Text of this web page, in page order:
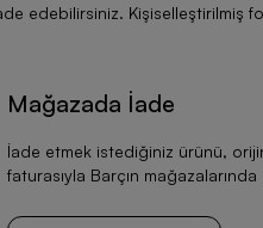
edebilirsiniz. Kişiselleştirilmiş
Mağazada İade
İade etmek istediğiniz ürünü,
faturasıyla Barçın